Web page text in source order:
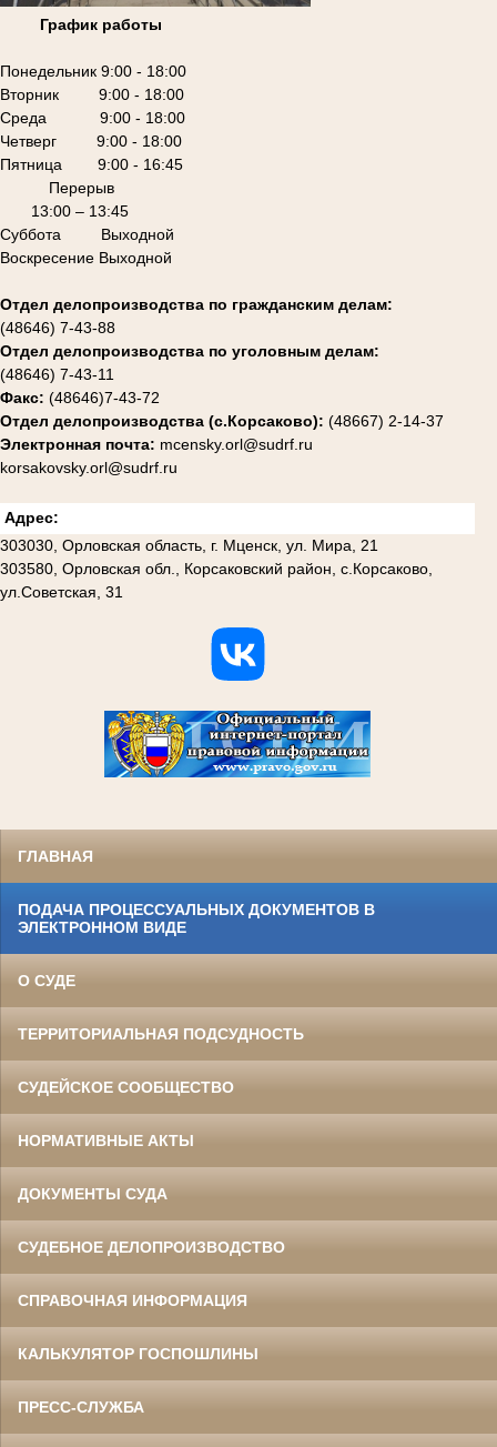
График работы
Понедельник 9:00 - 18:00
Вторник 9:00 - 18:00
Среда 9:00 - 18:00
Четверг 9:00 - 18:00
Пятница 9:00 - 16:45
Перерыв
13:00 – 13:45
Суббота Выходной
Воскресение Выходной
Отдел делопроизводства по гражданским делам:
(48646) 7-43-88
Отдел делопроизводства по уголовным делам:
(48646) 7-43-11
Факс: (48646)7-43-72
Отдел делопроизводства (с.Корсаково): (48667) 2-14-37
Электронная почта: mcensky.orl@sudrf.ru
korsakovsky.orl@sudrf.ru
Адрес:
303030, Орловская область, г. Мценск, ул. Мира, 21
303580, Орловская обл., Корсаковский район, с.Корсаково,
ул.Советская, 31
ГЛАВНАЯ
ПОДАЧА ПРОЦЕССУАЛЬНЫХ ДОКУМЕНТОВ В
ЭЛЕКТРОННОМ ВИДЕ
О СУДЕ
ТЕРРИТОРИАЛЬНАЯ ПОДСУДНОСТЬ
СУДЕЙСКОЕ СООБЩЕСТВО
НОРМАТИВНЫЕ АКТЫ
ДОКУМЕНТЫ СУДА
СУДЕБНОЕ ДЕЛОПРОИЗВОДСТВО
СПРАВОЧНАЯ ИНФОРМАЦИЯ
КАЛЬКУЛЯТОР ГОСПОШЛИНЫ
ПРЕСС-СЛУЖБА